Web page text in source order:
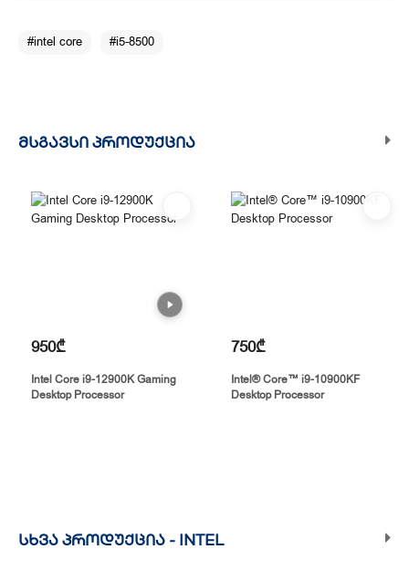
#intel core #i5-8500
ᲛᲡᲒᲐᲕᲡᲘ ᲞᲠᲝᲓᲣᲥᲪᲘᲐ
950₾
Intel Core i9-12900K Gaming
Desktop Processor
750₾
Intel® Core™ i9-10900KF
Desktop Processor
ᲡᲮᲕᲐ ᲞᲠᲝᲓᲣᲥᲪᲘᲐ - INTEL